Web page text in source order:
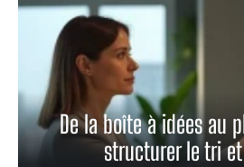
De la boîte à idées au
structurer le tri